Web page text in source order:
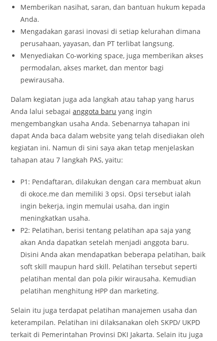
Memberikan nasihat, saran, dan bantuan hukum kepada
Anda.
Mengadakan garasi inovasi di setiap kelurahan dimana
perusahaan, yayasan, dan PT terlibat langsung.
Menyediakan Co-working space, juga memberikan akses
permodalan, akses market, dan mentor bagi
pewirausaha.
Dalam kegiatan juga ada langkah atau tahap yang harus
Anda lalui sebagaianggota baru yang ingin
mengembangkan usaha Anda. Sebenarnya tahapan ini
dapat Anda baca dalam website yang telah disediakan oleh
kegiatan ini. Namun di sini saya akan tetap menjelaskan
tahapan atau 7 langkah PAS, yaitu:
P1: Pendaftaran, dilakukan dengan cara membuat akun
di okoce.me dan memiliki 3 opsi. Opsi tersebut ialah
ingin bekerja, ingin memulai usaha, dan ingin
meningkatkan usaha.
P2: Pelatihan, berisi tentang pelatihan apa saja yang
akan Anda dapatkan setelah menjadi anggota baru.
Disini Anda akan mendapatkan beberapa pelatihan, baik
soft skill maupun hard skill. Pelatihan tersebut seperti
pelatihan mental dan pola pikir wirausaha. Kemudian
pelatihan menghitung HPP dan marketing.
Selain itu juga terdapat pelatihan manajemen usaha dan
keterampilan. Pelatihan ini dilaksanakan oleh SKPD/ UKPD
terkait di Pemerintahan Provinsi DKI Jakarta. Selain itu juga